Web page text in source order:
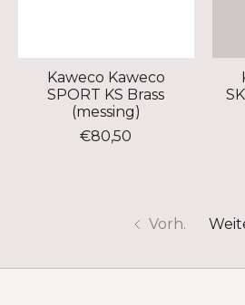
Kaweco Kaweco
SPORT KS Brass
(messing)
€80,50
Vorh.